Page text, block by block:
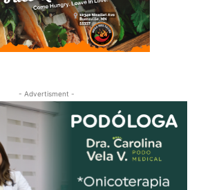
- Advertisment -